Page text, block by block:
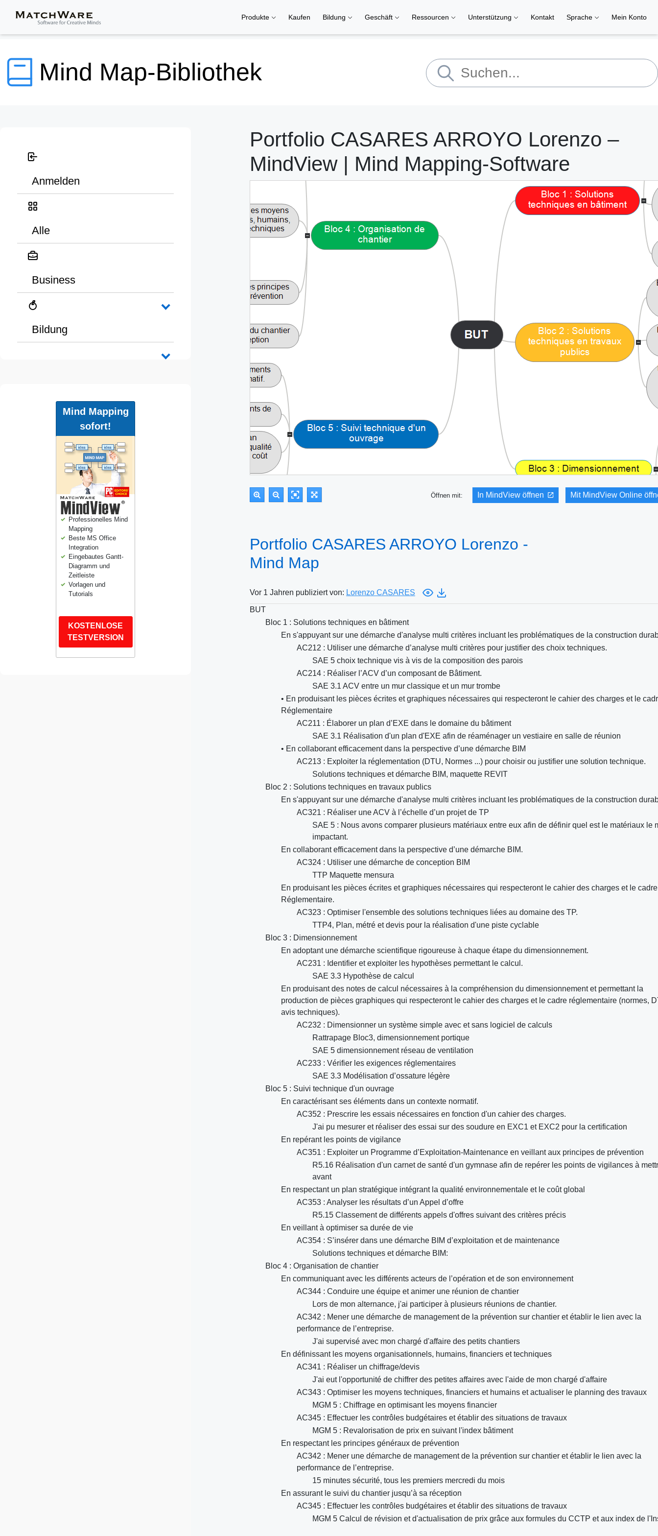
Produkte Kaufen Bildung Geschäft Ressourcen Unterstützung Kontakt Sprache Mein Konto
Mind Map-Bibliothek
Anmelden
Alle
Business
Bildung
Mind Mapping
sofort!
Professionelles Mind
Mapping
Beste MS Office
Integration
Eingebautes Gantt-
Diagramm und
Zeitleiste
Vorlagen und
Tutorials
KOSTENLOSE
TESTVERSION
Portfolio CASARES ARROYO Lorenzo –
MindView | Mind Mapping-Software
Öffnen mit: In MindView öffnen Mit MindView Online
Portfolio CASARES ARROYO Lorenzo -
Mind Map
Vor 1 Jahren publiziert von: Lorenzo CASARES
BUT
Bloc 1 : Solutions techniques en bâtiment
En s'appuyant sur une démarche d'analyse multi critères incluant les problématiques de la construction
AC212 : Utiliser une démarche d’analyse multi critères pour justifier des choix techniques.
SAE 5 choix technique vis à vis de la composition des parois
AC214 : Réaliser l’ACV d’un composant de Bâtiment.
SAE 3.1 ACV entre un mur classique et un mur trombe
• En produisant les pièces écrites et graphiques nécessaires qui respecteront le cahier des charges et le
Réglementaire
AC211 : Élaborer un plan d’EXE dans le domaine du bâtiment
SAE 3.1 Réalisation d'un plan d'EXE afin de réaménager un vestiaire en salle de réunion
• En collaborant efficacement dans la perspective d’une démarche BIM
AC213 : Exploiter la réglementation (DTU, Normes ...) pour choisir ou justifier une solution technique.
Solutions techniques et démarche BIM, maquette REVIT
Bloc 2 : Solutions techniques en travaux publics
En s'appuyant sur une démarche d'analyse multi critères incluant les problématiques de la construction
AC321 : Réaliser une ACV à l’échelle d’un projet de TP
SAE 5 : Nous avons comparer plusieurs matériaux entre eux afin de définir quel est le matériaux le
impactant.
En collaborant efficacement dans la perspective d’une démarche BIM.
AC324 : Utiliser une démarche de conception BIM
TTP Maquette mensura
En produisant les pièces écrites et graphiques nécessaires qui respecteront le cahier des charges et le cadre
Réglementaire.
AC323 : Optimiser l'ensemble des solutions techniques liées au domaine des TP.
TTP4, Plan, métré et devis pour la réalisation d'une piste cyclable
Bloc 3 : Dimensionnement
En adoptant une démarche scientifique rigoureuse à chaque étape du dimensionnement.
AC231 : Identifier et exploiter les hypothèses permettant le calcul.
SAE 3.3 Hypothèse de calcul
En produisant des notes de calcul nécessaires à la compréhension du dimensionnement et permettant la
production de pièces graphiques qui respecteront le cahier des charges et le cadre réglementaire (normes,
avis techniques).
AC232 : Dimensionner un système simple avec et sans logiciel de calculs
Rattrapage Bloc3, dimensionnement portique
SAE 5 dimensionnement réseau de ventilation
AC233 : Vérifier les exigences réglementaires
SAE 3.3 Modélisation d’ossature légère
Bloc 5 : Suivi technique d'un ouvrage
En caractérisant ses éléments dans un contexte normatif.
AC352 : Prescrire les essais nécessaires en fonction d'un cahier des charges.
J'ai pu mesurer et réaliser des essai sur des soudure en EXC1 et EXC2 pour la certification
En repérant les points de vigilance
AC351 : Exploiter un Programme d’Exploitation-Maintenance en veillant aux principes de prévention
R5.16 Réalisation d'un carnet de santé d'un gymnase afin de repérer les points de vigilances à
avant
En respectant un plan stratégique intégrant la qualité environnementale et le coût global
AC353 : Analyser les résultats d’un Appel d’offre
R5.15 Classement de différents appels d'offres suivant des critères précis
En veillant à optimiser sa durée de vie
AC354 : S’insérer dans une démarche BIM d’exploitation et de maintenance
Solutions techniques et démarche BIM:
Bloc 4 : Organisation de chantier
En communiquant avec les différents acteurs de l’opération et de son environnement
AC344 : Conduire une équipe et animer une réunion de chantier
Lors de mon alternance, j'ai participer à plusieurs réunions de chantier.
AC342 : Mener une démarche de management de la prévention sur chantier et établir le lien avec la
performance de l’entreprise.
J'ai supervisé avec mon chargé d'affaire des petits chantiers
En définissant les moyens organisationnels, humains, financiers et techniques
AC341 : Réaliser un chiffrage/devis
J'ai eut l'opportunité de chiffrer des petites affaires avec l'aide de mon chargé d'affaire
AC343 : Optimiser les moyens techniques, financiers et humains et actualiser le planning des travaux
MGM 5 : Chiffrage en optimisant les moyens financier
AC345 : Effectuer les contrôles budgétaires et établir des situations de travaux
MGM 5 : Revalorisation de prix en suivant l'index bâtiment
En respectant les principes généraux de prévention
AC342 : Mener une démarche de management de la prévention sur chantier et établir le lien avec la
performance de l’entreprise.
15 minutes sécurité, tous les premiers mercredi du mois
En assurant le suivi du chantier jusqu’à sa réception
AC345 : Effectuer les contrôles budgétaires et établir des situations de travaux
MGM 5 Calcul de révision et d'actualisation de prix grâce aux formules du CCTP et aux index de